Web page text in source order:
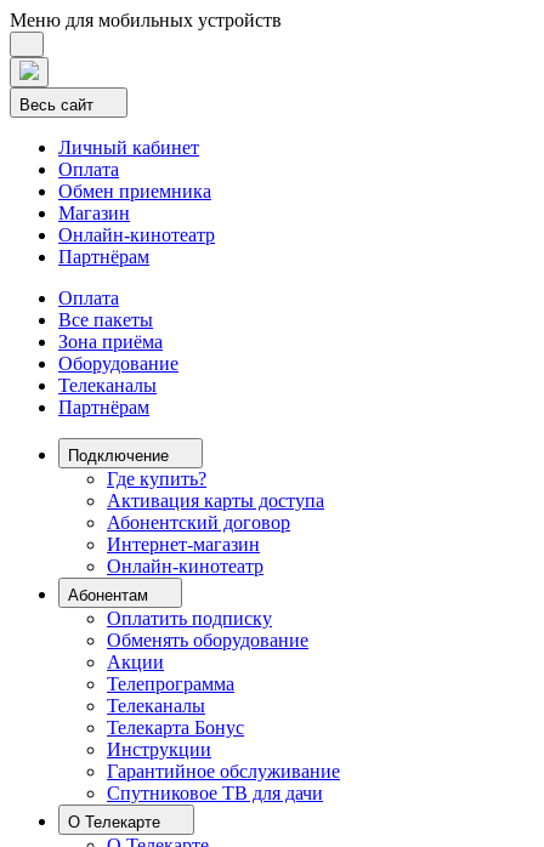
Меню для мобильных устройств
Весь сайт
Личный кабинет
Оплата
Обмен приемника
Магазин
Онлайн-кинотеатр
Партнёрам
Оплата
Все пакеты
Зона приёма
Оборудование
Телеканалы
Партнёрам
Подключение
Где купить?
Активация карты доступа
Абонентский договор
Интернет-магазин
Онлайн-кинотеатр
Абонентам
Оплатить подписку
Обменять оборудование
Акции
Телепрограмма
Телеканалы
Телекарта Бонус
Инструкции
Гарантийное обслуживание
Спутниковое ТВ для дачи
О Телекарте